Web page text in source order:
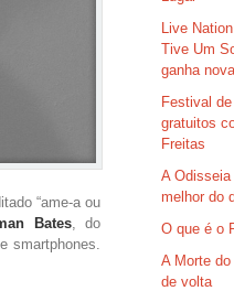
“ame-a ou
Bates, do
smartphones.
Live
Tive Um
ganha
Festival
gratuitos
Freitas
A
melhor do
O que é o
A Morte
de volta